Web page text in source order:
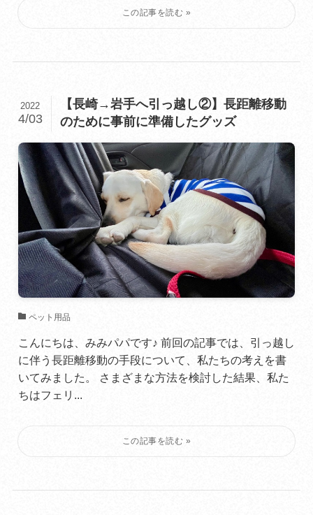
【長崎→岩手へ引っ越し②】長距離移動
のために事前に準備したグッズ
2022
4/03
ペット用品
こんにちは、みみパパです♪ 前回の記事では、引っ越し
に伴う長距離移動の手段について、私たちの考えを書
いてみました。 さまざまな方法を検討した結果、私た
ちはフェリ...